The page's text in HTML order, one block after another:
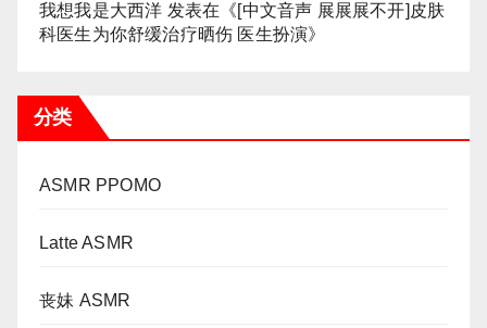
我想我是大西洋 发表在《[中文音声 展展展不开]皮肤
科医生为你舒缓治疗晒伤 医生扮演》
分类
ASMR PPOMO
Latte ASMR
丧妹 ASMR